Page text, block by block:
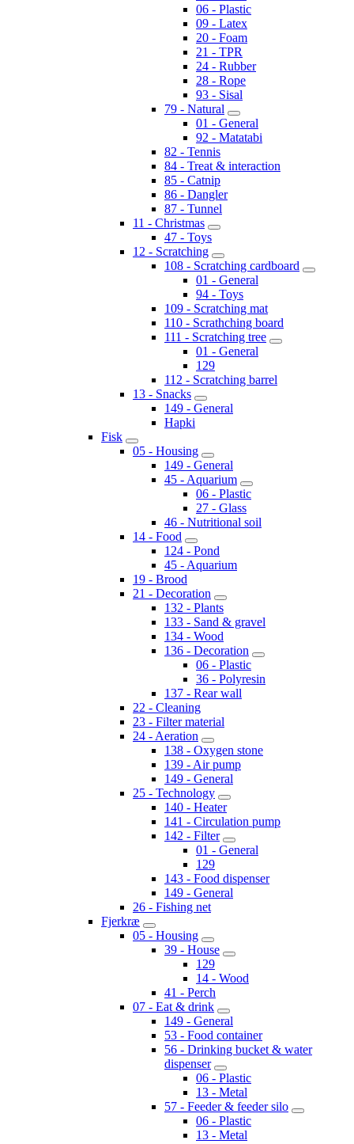
06 - Plastic
09 - Latex
20 - Foam
21 - TPR
24 - Rubber
28 - Rope
93 - Sisal
79 - Natural
01 - General
92 - Matatabi
82 - Tennis
84 - Treat & interaction
85 - Catnip
86 - Dangler
87 - Tunnel
11 - Christmas
47 - Toys
12 - Scratching
108 - Scratching cardboard
01 - General
94 - Toys
109 - Scratching mat
110 - Scrathching board
111 - Scratching tree
01 - General
129
112 - Scratching barrel
13 - Snacks
149 - General
Hapki
Fisk
05 - Housing
149 - General
45 - Aquarium
06 - Plastic
27 - Glass
46 - Nutritional soil
14 - Food
124 - Pond
45 - Aquarium
19 - Brood
21 - Decoration
132 - Plants
133 - Sand & gravel
134 - Wood
136 - Decoration
06 - Plastic
36 - Polyresin
137 - Rear wall
22 - Cleaning
23 - Filter material
24 - Aeration
138 - Oxygen stone
139 - Air pump
149 - General
25 - Technology
140 - Heater
141 - Circulation pump
142 - Filter
01 - General
129
143 - Food dispenser
149 - General
26 - Fishing net
Fjerkræ
05 - Housing
39 - House
129
14 - Wood
41 - Perch
07 - Eat & drink
149 - General
53 - Food container
56 - Drinking bucket & water
dispenser
06 - Plastic
13 - Metal
57 - Feeder & feeder silo
06 - Plastic
13 - Metal